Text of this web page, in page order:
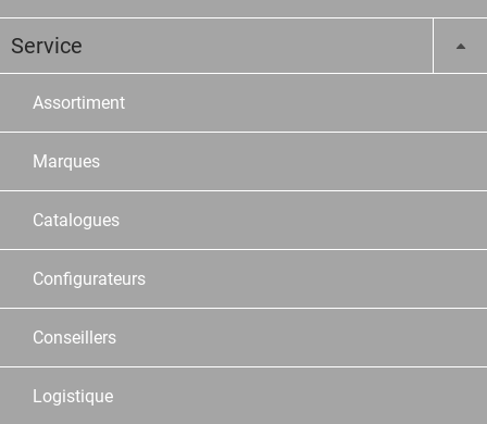
Service
Assortiment
Marques
Catalogues
Configurateurs
Conseillers
Logistique